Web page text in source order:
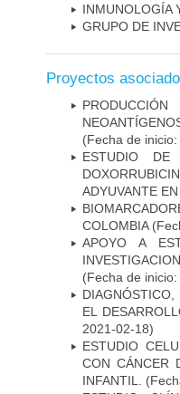
INMUNOLOGÍA
GRUPO DE
Proyectos
(Fecha de
ESTUDIO DE
ADYUVANTE
COLOMBIA
APOYO A
(Fecha de
EL
2021-02-18)
ESTUDIO
CON CÁNCER
INFANTIL.